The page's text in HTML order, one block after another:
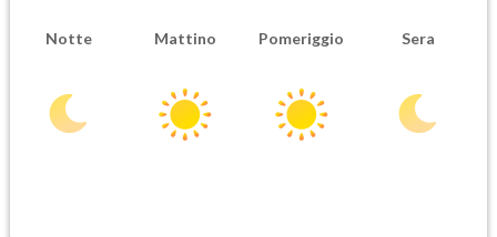
Notte Mattino Pomeriggio Sera